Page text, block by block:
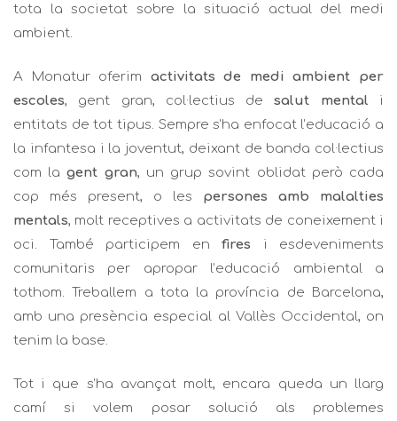
tota la societat sobre la situació actual del medi
ambient.
A Monatur oferim activitats de medi ambient per
escoles, gent gran, col·lectius desalut mental i
entitats de tot tipus. Sempre s’ha enfocat l’educació a
la infantesa i la joventut, deixant de banda col·lectius
com lagent gran, un grup sovint oblidat però cada
cop més present, o les persones amb malalties
mentals, molt receptives a activitats de coneixement i
oci. També participem en fires i esdeveniments
comunitaris per apropar l’educació ambiental a
tothom. Treballem a tota la província de Barcelona,
amb una presència especial al Vallès Occidental, on
tenim la base.
Tot i que s’ha avançat molt, encara queda un llarg
camí si volem posar solució als problemes